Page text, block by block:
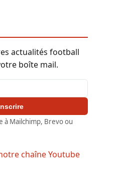
actualités football
boîte mail.
à Mailchimp, Brevo ou